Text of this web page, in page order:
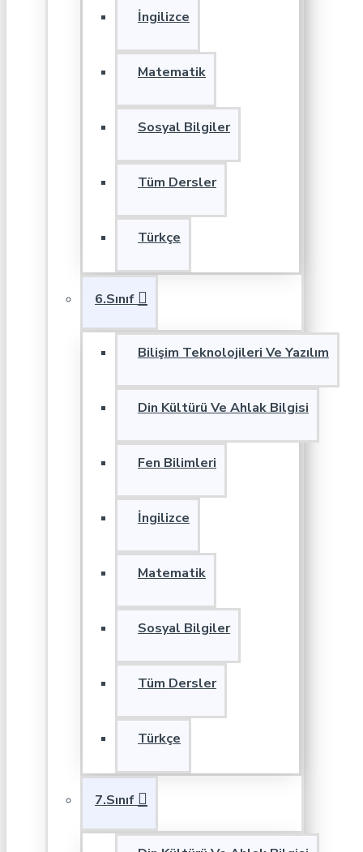
İngilizce
Matematik
Sosyal Bilgiler
Tüm Dersler
Türkçe
6.Sınıf
Bilişim Teknolojileri Ve Yazılım
Din Kültürü Ve Ahlak Bilgisi
Fen Bilimleri
İngilizce
Matematik
Sosyal Bilgiler
Tüm Dersler
Türkçe
7.Sınıf